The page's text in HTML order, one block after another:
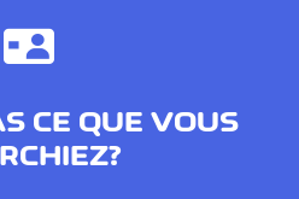
CE QUE VOUS